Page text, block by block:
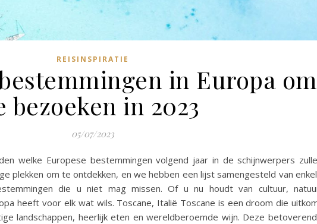
REISINSPIRATIE
in Europa om
bezoeken in 2023
05/07/2023
welke Europese bestemmingen volgend jaar in de schijnwerpers
plekken om te ontdekken, en we hebben een lijst samengesteld van
die u niet mag missen. Of u nu houdt van cultuur,
heeft voor elk wat wils. Toscane, Italië Toscane is een droom die
landschappen, heerlijk eten en wereldberoemde wijn. Deze